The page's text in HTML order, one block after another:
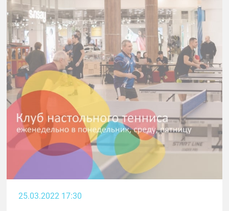
25.03.2022 17:30